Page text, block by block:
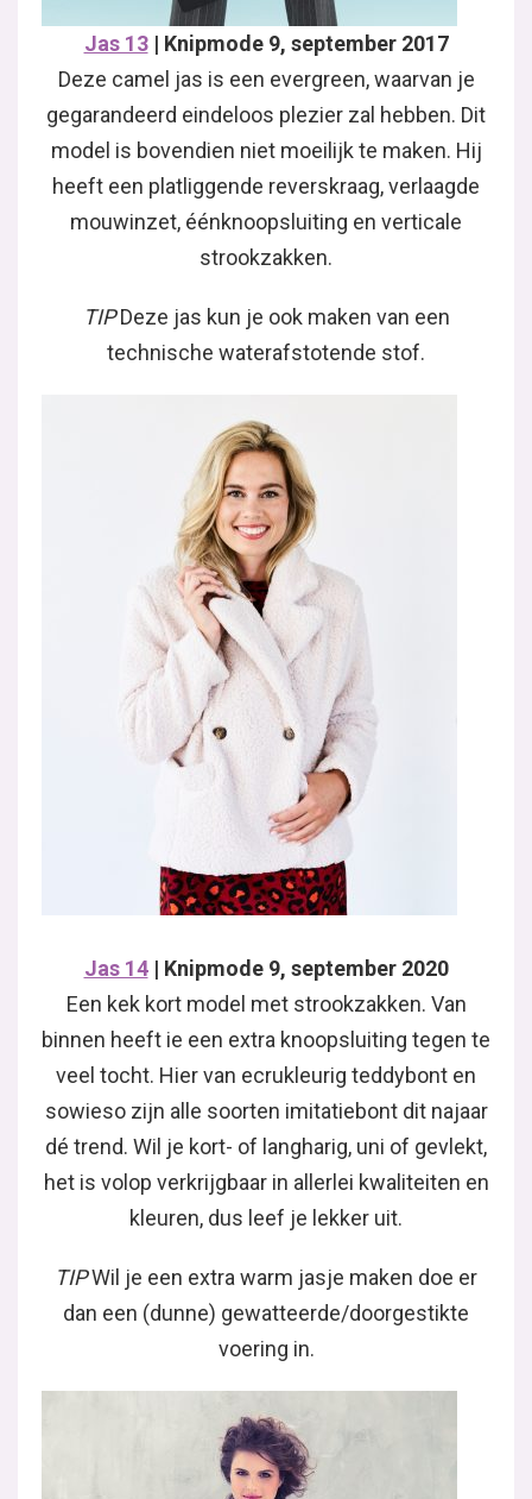
Jas 13| Knipmode 9, september 2017
Deze camel jas is een evergreen, waarvan je
gegarandeerd eindeloos plezier zal hebben. Dit
model is bovendien niet moeilijk te maken. Hij
heeft een platliggende reverskraag, verlaagde
mouwinzet, éénknoopsluiting en verticale
strookzakken.
TIPDeze jas kun je ook maken van een
technische waterafstotende stof.
Jas 14| Knipmode 9, september 2020
Een kek kort model met strookzakken. Van
binnen heeft ie een extra knoopsluiting tegen te
veel tocht. Hier van ecrukleurig teddybont en
sowieso zijn alle soorten imitatiebont dit najaar
dé trend. Wil je kort- of langharig, uni of gevlekt,
het is volop verkrijgbaar in allerlei kwaliteiten en
kleuren, dus leef je lekker uit.
TIPWil je een extra warm jasje maken doe er
dan een (dunne) gewatteerde/doorgestikte
voering in.